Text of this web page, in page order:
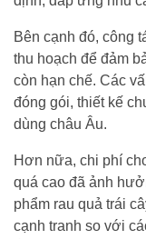
Bên cạnh đó, công
thu hoạch để đảm
còn hạn chế. Các
đóng gói, thiết kế
dùng châu Âu.
Hơn nữa, chi phí
quá cao đã ảnh
phẩm rau quả trái
cạnh tranh so với